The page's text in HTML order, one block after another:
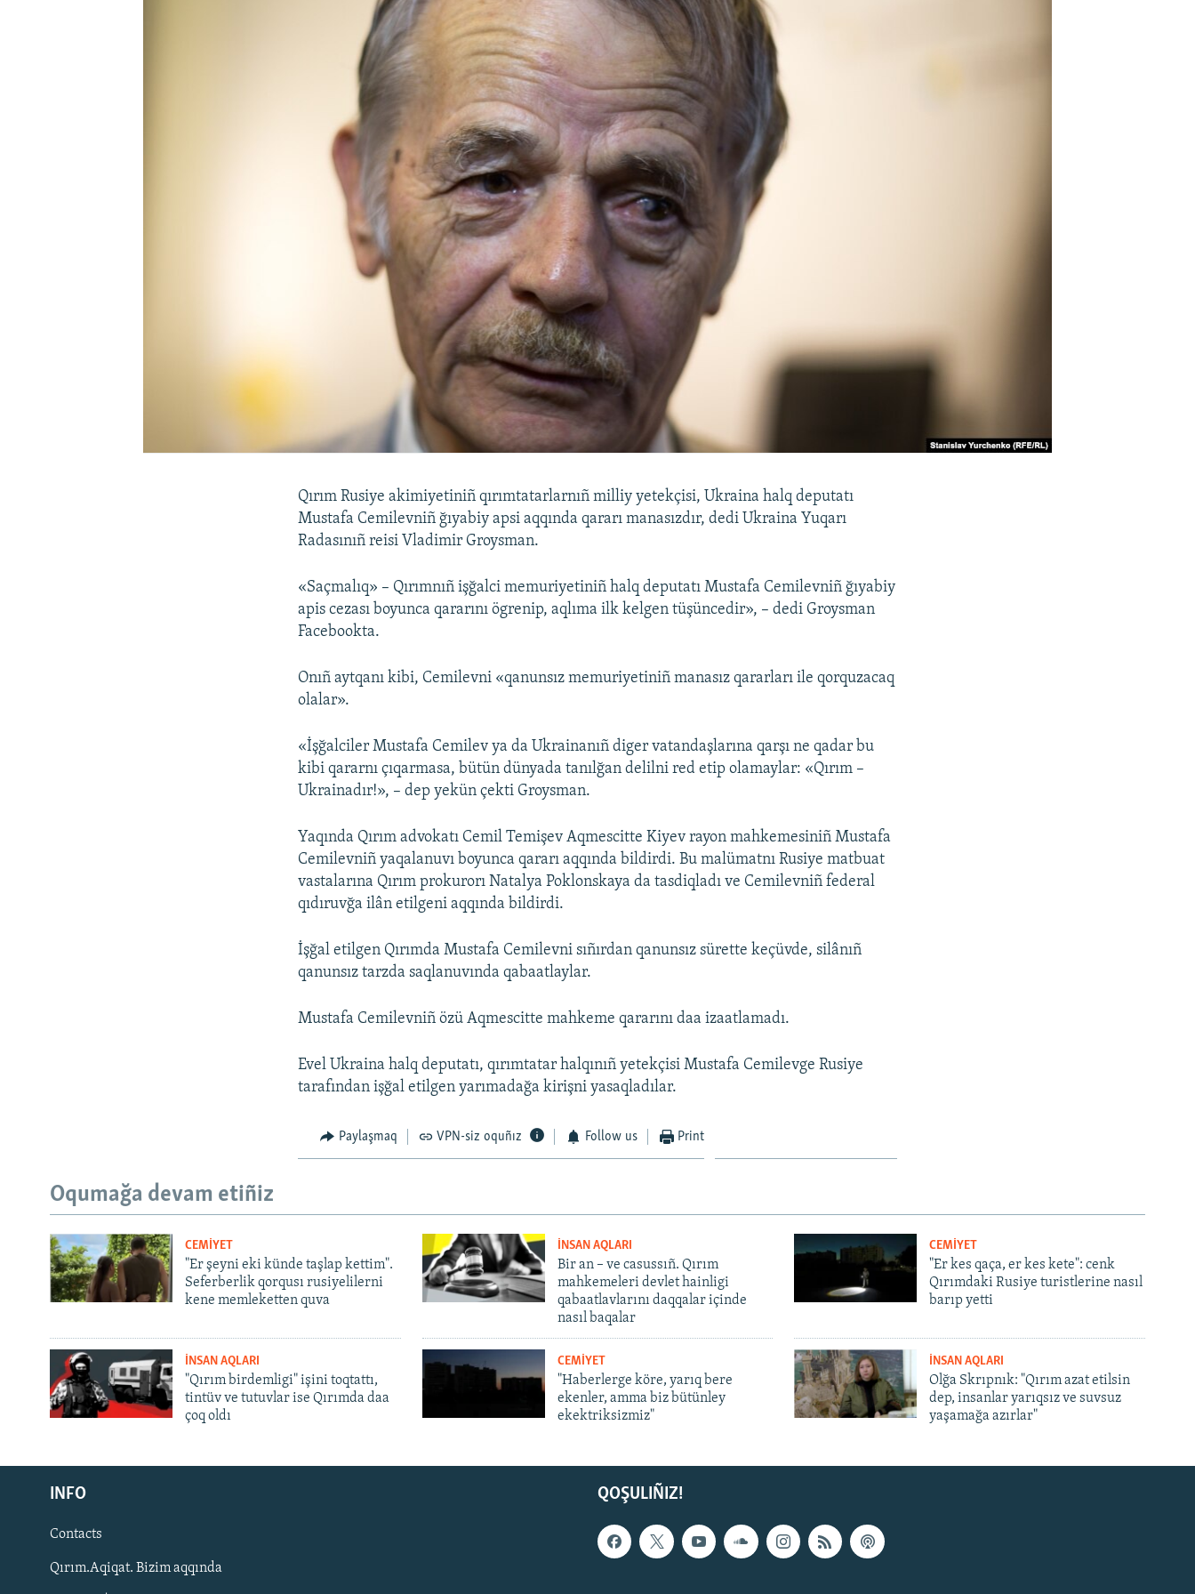
Русский
Українською
QOŞULIÑIZ!
Qırım Rusiye akimiyetiniñ qırımtatarlarnıñ milliy yetekçisi, Ukraina halq deputatı
Mustafa Cemilevniñ ğıyabiy apsi aqqında qararı manasızdır, dedi Ukraina Yuqarı
Radasınıñ reisi Vladimir Groysman.
«Saçmalıq» – Qırımnıñ işğalci memuriyetiniñ halq deputatı Mustafa Cemilevniñ ğıyabiy
apis cezası boyunca qararını ögrenip, aqlıma ilk kelgen tüşüncedir», – dedi Groysman
Facebookta.
Onıñ aytqanı kibi, Cemilevni «qanunsız memuriyetiniñ manasız qararları ile qorquzacaq
olalar».
«İşğalciler Mustafa Cemilev ya da Ukrainanıñ diger vatandaşlarına qarşı ne qadar bu
kibi qararnı çıqarmasa, bütün dünyada tanılğan delilni red etip olamaylar: «Qırım –
Ukrainadır!», – dep yekün çekti Groysman.
Yaqında Qırım advokatı Cemil Temişev Aqmescitte Kiyev rayon mahkemesiniñ Mustafa
Cemilevniñ yaqalanuvı boyunca qararı aqqında bildirdi. Bu malümatnı Rusiye matbuat
vastalarına Qırım prokurorı Natalya Poklonskaya da tasdiqladı ve Cemilevniñ federal
qıdıruvğa ilân etilgeni aqqında bildirdi.
İşğal etilgen Qırımda Mustafa Cemilevni sıñırdan qanunsız sürette keçüvde, silânıñ
qanunsız tarzda saqlanuvında qabaatlaylar.
Mustafa Cemilevniñ özü Aqmescitte mahkeme qararını daa izaatlamadı.
Evel Ukraina halq deputatı, qırımtatar halqınıñ yetekçisi Mustafa Cemilevge Rusiye
tarafından işğal etilgen yarımadağa kirişni yasaqladılar.
Paylaşmaq VPN-siz oquñız Follow us Print
Oqumağa devam etiñiz
CEMİYET
"Er şeyni eki künde taşlap kettim".
Seferberlik qorqusı rusiyelilerni
kene memleketten quva
İNSAN AQLARI
Bir an – ve casussıñ. Qırım
mahkemeleri devlet hainligi
qabaatlavlarını daqqalar içinde
nasıl baqalar
CEMİYET
"Er kes qaça, er kes kete": cenk
Qırımdaki Rusiye turistlerine nasıl
barıp yetti
İNSAN AQLARI
"Qırım birdemligi" işini toqtattı,
tintüv ve tutuvlar ise Qırımda daa
çoq oldı
CEMİYET
"Haberlerge köre, yarıq bere
ekenler, amma biz bütünley
ekektriksizmiz"
İNSAN AQLARI
Olğa Skrıpnık: "Qırım azat etilsin
dep, insanlar yarıqsız ve suvsuz
yaşamağa azırlar"
QOŞULIÑIZ!
INFO
Contacts
Qırım.Aqiqat. Bizim aqqında